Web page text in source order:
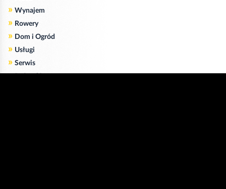
» Wynajem
» Rowery
» Dom i Ogród
» Usługi
» Serwis
»